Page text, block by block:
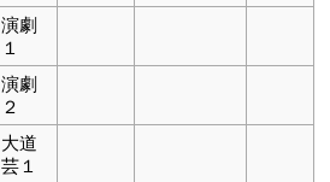
演劇
１
演劇
２
大道
芸１